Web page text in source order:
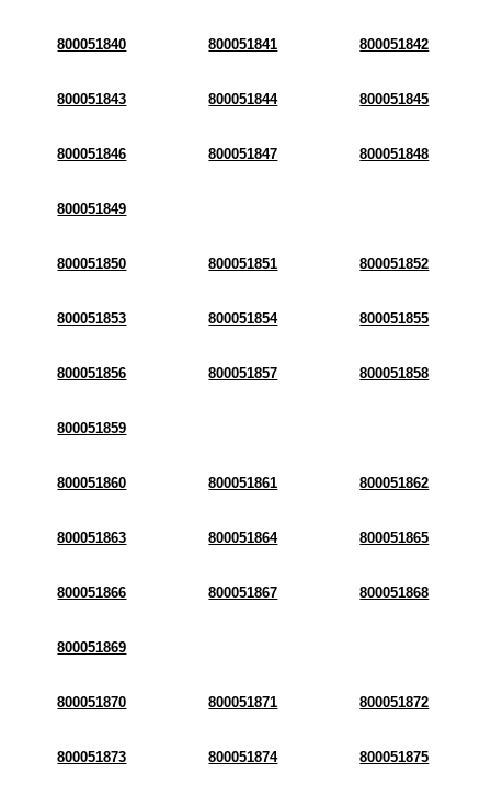
800051840 800051841 800051842
800051843 800051844 800051845
800051846 800051847 800051848
800051849
800051850 800051851 800051852
800051853 800051854 800051855
800051856 800051857 800051858
800051859
800051860 800051861 800051862
800051863 800051864 800051865
800051866 800051867 800051868
800051869
800051870 800051871 800051872
800051873 800051874 800051875